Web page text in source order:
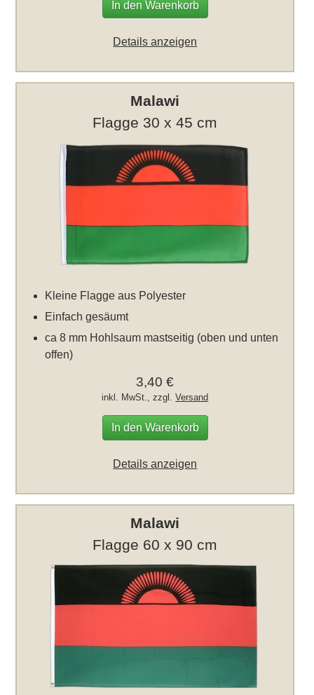
In den Warenkorb
Details anzeigen
Malawi
Flagge 30 x 45 cm
Kleine Flagge aus Polyester
Einfach gesäumt
ca 8 mm Hohlsaum mastseitig (oben und unten
offen)
3,40 €
inkl. MwSt., zzgl.Versand
In den Warenkorb
Details anzeigen
Malawi
Flagge 60 x 90 cm